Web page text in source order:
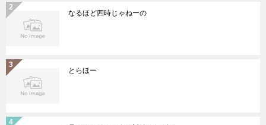
なるほど四時じゃねーの
とらほー